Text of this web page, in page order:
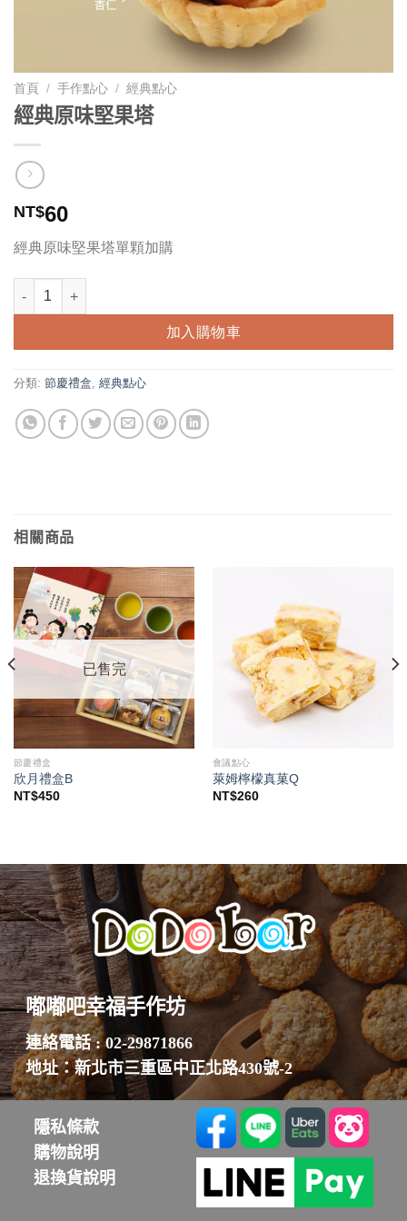
首頁 / 手作點心 / 經典點心
經典原味堅果塔
NT$60
經典原味堅果塔單顆加購
經典原味堅果塔 數量
加入購物車
分類: 節慶禮盒, 經典點心
相關商品
已售完
節慶禮盒
欣月禮盒B
NT$450
會議點心
萊姆檸檬真菓Q
NT$260
嘟嘟吧幸福手作坊
連絡電話 : 02-29871866
地址：新北市三重區中正北路430號-2
隱私條款
購物說明
退換貨說明